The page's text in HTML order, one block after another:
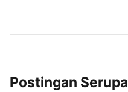
Postingan Serupa